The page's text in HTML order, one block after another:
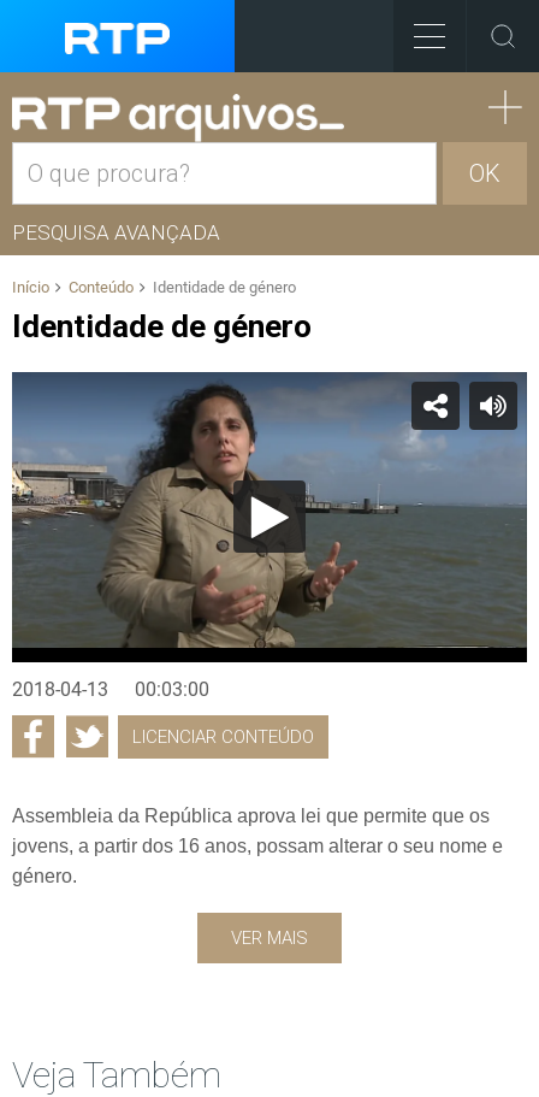
OK
PESQUISA AVANÇADA
Início Conteúdo Identidade de género
Identidade de género
2018-04-13 00:03:00
LICENCIAR CONTEÚDO
Assembleia da República aprova lei que permite que os
jovens, a partir dos 16 anos, possam alterar o seu nome e
género.
VER MAIS
Veja Também